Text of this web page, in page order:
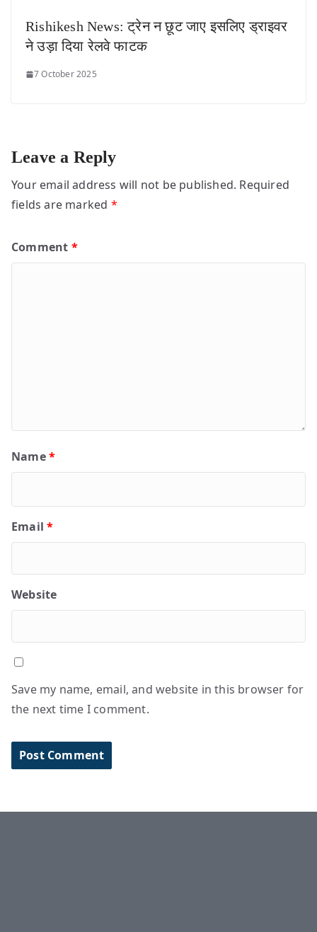
Rishikesh News: ट्रेन न छूट जाए इसलिए ड्राइवर
ने उड़ा दिया रेलवे फाटक
7 October 2025
Leave a Reply
Your email address will not be published. Required
fields are marked *
Comment *
Name*
Email*
Website
Save my name, email, and website in this browser for
the next time I comment.